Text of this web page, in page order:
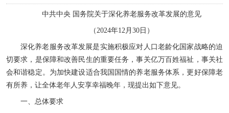
中共中央 国务院关于深化养老服务改革发展的意见
（2024年12月30日）
深化养老服务改革发展是实施积极应对人口老龄化国家战略的迫
切要求，是保障和改善民生的重要任务，事关亿万百姓福祉，事关社
会和谐稳定。为加快建设适合我国国情的养老服务体系，更好保障老
有所养，让全体老年人安享幸福晚年，现提出如下意见。
一、总体要求